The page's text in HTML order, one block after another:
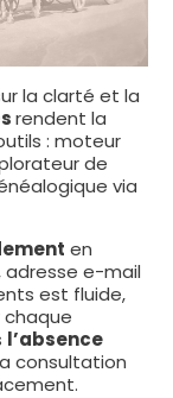
la clarté et la
rendent la
: moteur
de
via
en
adresse e-mail
est fluide,
l’absence
consultation